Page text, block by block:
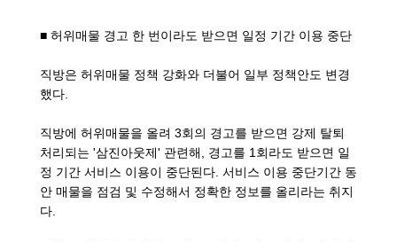
■ 허위매물 경고 한 번이라도 받으면 일정 기간 이용 중단
직방은 허위매물 정책 강화와 더불어 일부 정책안도 변경
했다.
직방에 허위매물을 올려 3회의 경고를 받으면 강제 탈퇴
처리되는 '삼진아웃제' 관련해, 경고를 1회라도 받으면 일
정 기간 서비스 이용이 중단된다. 서비스 이용 중단기간 동
안 매물을 점검 및 수정해서 정확한 정보를 올리라는 취지
다.